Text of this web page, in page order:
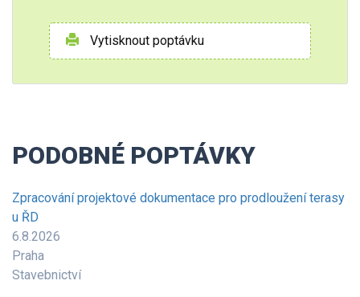
Vytisknout poptávku
PODOBNÉ POPTÁVKY
Zpracování projektové dokumentace pro prodloužení terasy
u ŘD
6.8.2026
Praha
Stavebnictví